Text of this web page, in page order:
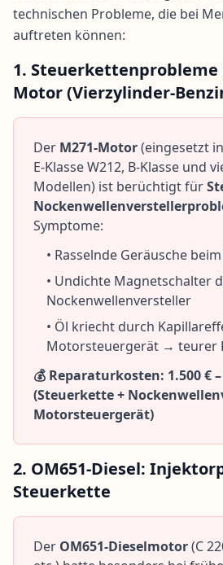
technischen Probleme, die bei
auftreten können:
1. Steuerkettenprobleme
Motor (Vierzylinder-
Der M271-Motor(eingesetzt
E-Klasse W212, B-Klasse und
Modellen) ist berüchtigt für
Symptome:
• Rasselnde Geräusche
• Undichte Magnetschalter
Nockenwellenversteller
• Öl kriecht durch
Motorsteuergerät → teurer
💰 Reparaturkosten: 1.500 € –
(Steuerkette +
Motorsteuergerät)
2. OM651-Diesel:
Steuerkette
Der OM651-Dieselmotor(C